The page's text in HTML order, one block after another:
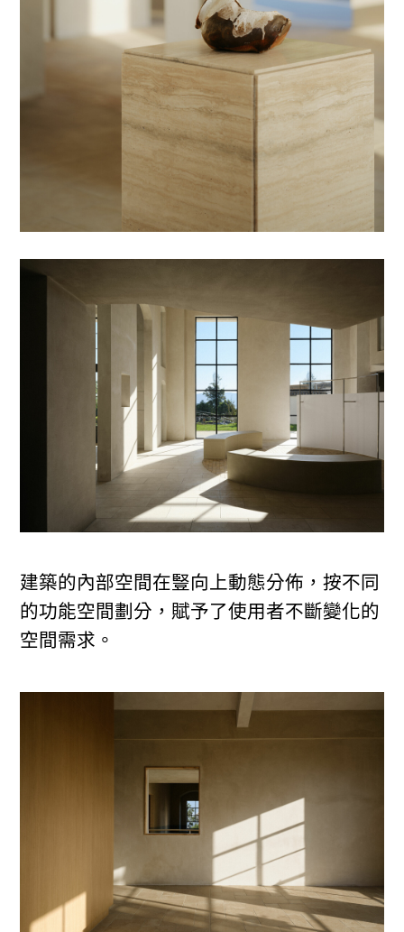
建築的內部空間在豎向上動態分佈，按不同
的功能空間劃分，賦予了使用者不斷變化的
空間需求。